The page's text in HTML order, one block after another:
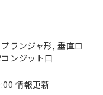
ランジャ形, 垂直ロ
ンジット口
情報更新